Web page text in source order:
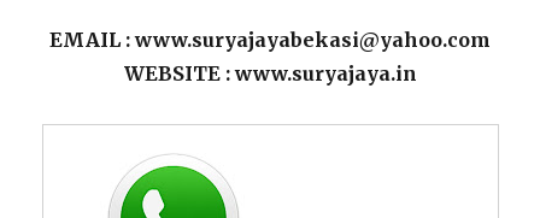
EMAIL : www.suryajayabekasi@yahoo.com
WEBSITE : www.suryajaya.in